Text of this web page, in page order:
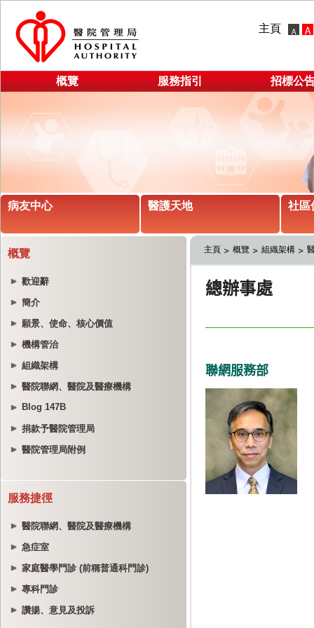
主頁
概覽 服務指引 招標公
病友中心 醫護天地 社區
概覽
歡迎辭
簡介
願景、使命、核心價值
機構管治
組織架構
醫院聯網、醫院及醫療機構
Blog 147B
捐款予醫院管理局
醫院管理局附例
服務捷徑
醫院聯網、醫院及醫療機構
急症室
家庭醫學門診 (前稱普通科門診)
專科門診
讚揚、意見及投訴
主頁 概覽 組織架構